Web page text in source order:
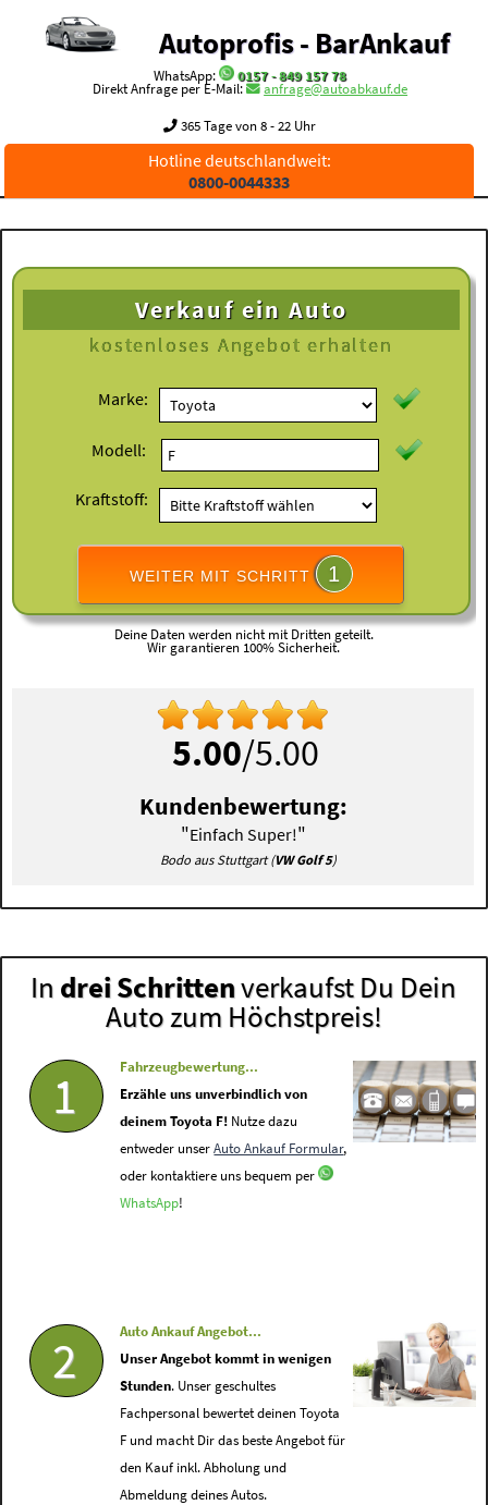
Autoprofis - BarAnkauf
WhatsApp:
0157 - 849 157 78
Direkt Anfrage per E-Mail:
anfrage@autoabkauf.de
365 Tage von 8 - 22 Uhr
Hotline deutschlandweit:
0800-0044333
Verkauf ein Auto
kostenloses Angebot erhalten
Marke:
Modell:
Kraftstoff:
WEITER MIT SCHRITT 1
Deine Daten werden nicht mit Dritten geteilt.
Wir garantieren 100% Sicherheit.
5.00/5.00
Kundenbewertung:
"Einfach Super!"
Bodo aus Stuttgart (VW Golf 5)
In drei Schrittenverkaufst Du Dein
Auto zum Höchstpreis!
1
Fahrzeugbewertung...
Erzähle uns unverbindlich von
deinem Toyota F! Nutze dazu
entweder unserAuto Ankauf Formular,
oder kontaktiere uns bequem per
WhatsApp!
2
Auto Ankauf Angebot...
Unser Angebot kommt in wenigen
Stunden. Unser geschultes
Fachpersonal bewertet deinen Toyota
F und macht Dir das beste Angebot für
den Kauf inkl. Abholung und
Abmeldung deines Autos.